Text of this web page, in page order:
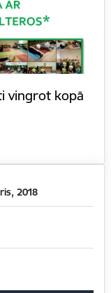
vingrot kopā
2018